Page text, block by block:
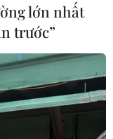
nề đến khu
lớn nhất
trước”